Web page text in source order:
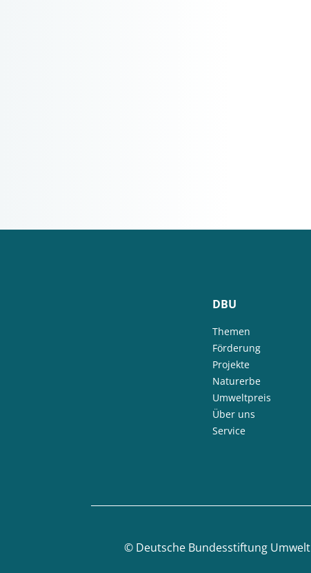
DBU
Themen
Förderung
Projekte
Naturerbe
Umweltpreis
Über uns
Service
© Deutsche Bundesstiftung Umwelt